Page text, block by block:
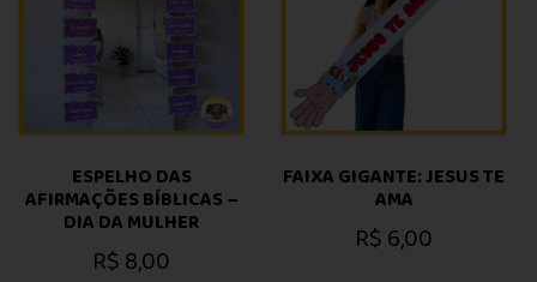
ESPELHO DAS
AFIRMAÇÕES BÍBLICAS –
DIA DA MULHER
R$8,00
FAIXA GIGANTE: JESUS TE
AMA
R$6,00